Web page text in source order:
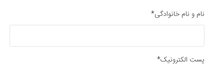
نام و نام خانوادگی*
پست الکترونیک*